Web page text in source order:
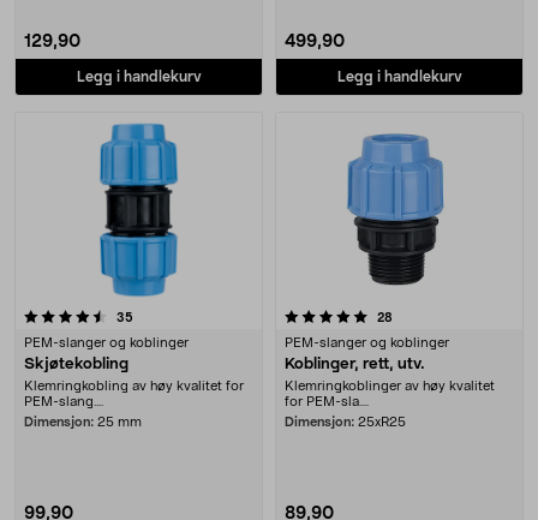
129,90
Legg i handlekurv
499,90
Legg i handlekurv
35
PEM-slanger og koblinger
Skjøtekobling
Klemringkobling av høy kvalitet for
PEM-slang....
Dimensjon: 25 mm
99,90
5.0 av 5 stjerner 28
PEM-slanger og koblinger
Koblinger, rett, utv.
Klemringkoblinger av høy kvalitet
for PEM-sla....
Dimensjon: 25xR25
89,90